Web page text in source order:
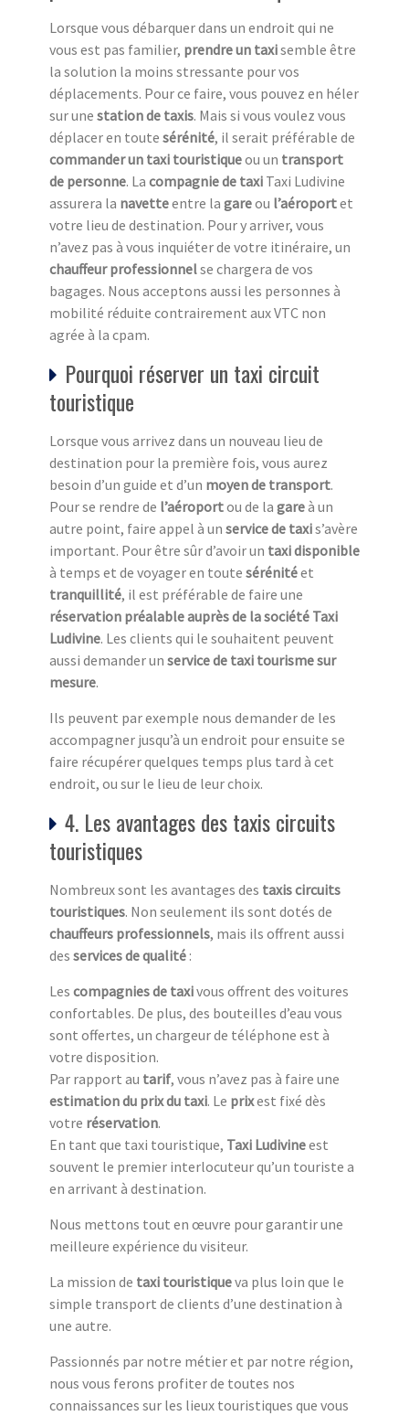
Lorsque vous débarquer dans un endroit qui ne
vous est pas familier, prendre un taxisemble être
la solution la moins stressante pour vos
déplacements. Pour ce faire, vous pouvez en héler
sur une station de taxis. Mais si vous voulez vous
déplacer en toute sérénité, il serait préférable de
commander un taxi touristiqueou un transport
de personne. La compagnie de taxi Taxi Ludivine
assurera la navetteentre la gareou l’aéroportet
votre lieu de destination. Pour y arriver, vous
n’avez pas à vous inquiéter de votre itinéraire, un
chauffeur professionnelse chargera de vos
bagages. Nous acceptons aussi les personnes à
mobilité réduite contrairement aux VTC non
agrée à la cpam.
Pourquoi réserver un taxi circuit
touristique
Lorsque vous arrivez dans un nouveau lieu de
destination pour la première fois, vous aurez
besoin d’un guide et d’un moyen de transport.
Pour se rendre de l’aéroportou de la gareà un
autre point, faire appel à un service de taxis’avère
important. Pour être sûr d’avoir un taxi disponible
à temps et de voyager en toute sérénitéet
tranquillité, il est préférable de faire une
réservation préalable auprès de la société Taxi
Ludivine. Les clients qui le souhaitent peuvent
aussi demander un service de taxi tourisme sur
mesure.
Ils peuvent par exemple nous demander de les
accompagner jusqu’à un endroit pour ensuite se
faire récupérer quelques temps plus tard à cet
endroit, ou sur le lieu de leur choix.
4. Les avantages des taxis circuits
touristiques
Nombreux sont les avantages des taxis circuits
touristiques. Non seulement ils sont dotés de
chauffeurs professionnels, mais ils offrent aussi
des services de qualité :
Les compagnies de taxivous offrent des voitures
confortables. De plus, des bouteilles d’eau vous
sont offertes, un chargeur de téléphone est à
votre disposition.
Par rapport au tarif, vous n’avez pas à faire une
estimation du prix du taxi. Le prixest fixé dès
votre réservation.
En tant que taxi touristique, Taxi Ludivineest
souvent le premier interlocuteur qu’un touriste a
en arrivant à destination.
Nous mettons tout en œuvre pour garantir une
meilleure expérience du visiteur.
La mission de taxi touristiqueva plus loin que le
simple transport de clients d’une destination à
une autre.
Passionnés par notre métier et par notre région,
nous vous ferons profiter de toutes nos
connaissances sur les lieux touristiques que vous